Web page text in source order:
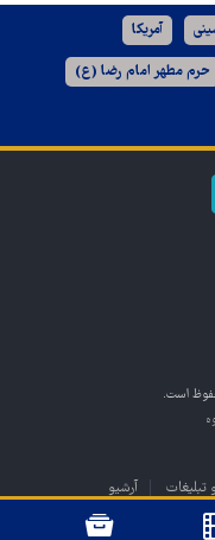
آمریکا
حرم مطهر امام رضا (ع)
است.
تبلیغات آرشیو